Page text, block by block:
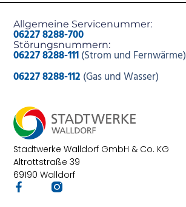
Stadtwerke Walldorf GmbH & Co. KG
Altrottstraße 39
69190 Walldorf
Allgemeine Servicenummer:
06227 8288-700
Störungsnummern:
06227 8288-111(Strom und Fernwärme)
06227 8288-112 (Gas und Wasser)